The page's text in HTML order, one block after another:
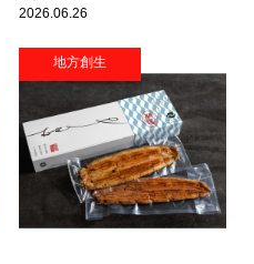
2026.06.26
地方創生